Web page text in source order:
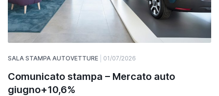
SALA STAMPA AUTOVETTURE 01/07/2026
Comunicato stampa – Mercato auto
giugno+10,6%